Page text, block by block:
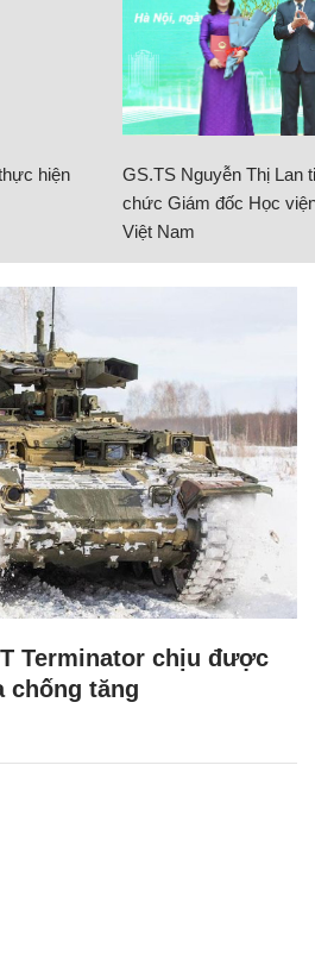
hiện
GS.TS Nguyễn Thị Lan
chức Giám đốc Học
Việt Nam
Terminator chịu được
chống tăng